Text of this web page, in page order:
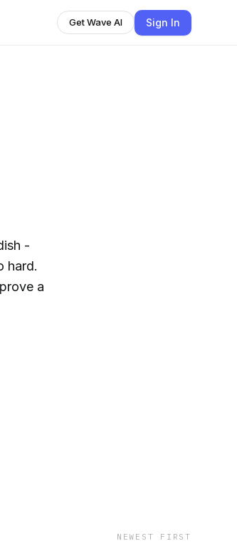
Get Wave AI Sign In
-
hard.
a
NEWEST FIRST